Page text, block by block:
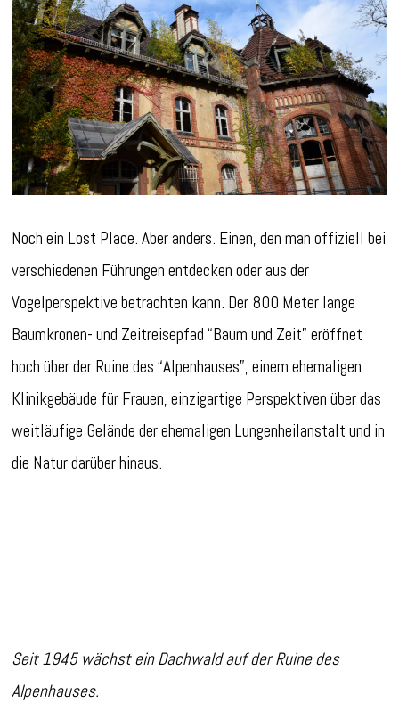
Noch ein Lost Place. Aber anders. Einen, den man offiziell bei
verschiedenen Führungen entdecken oder aus der
Vogelperspektive betrachten kann. Der 800 Meter lange
Baumkronen- und Zeitreisepfad “Baum und Zeit” eröffnet
hoch über der Ruine des “Alpenhauses”, einem ehemaligen
Klinikgebäude für Frauen, einzigartige Perspektiven über das
weitläufige Gelände der ehemaligen Lungenheilanstalt und in
die Natur darüber hinaus.
Seit 1945 wächst ein Dachwald auf der Ruine des
Alpenhauses.